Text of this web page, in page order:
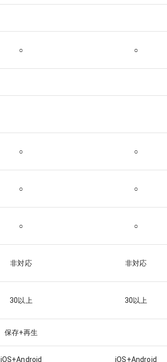
○ ○
○ ○
○ ○
○ ○
非対応 非対応
30以上 30以上
保存+再生
iOS+Android iOS+Android